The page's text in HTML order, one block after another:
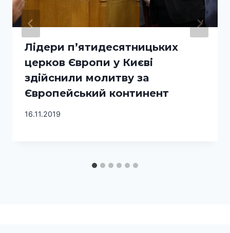
Лідери п’ятидесятницьких
церков Європи у Києві
здійснили молитву за
Європейський континент
16.11.2019